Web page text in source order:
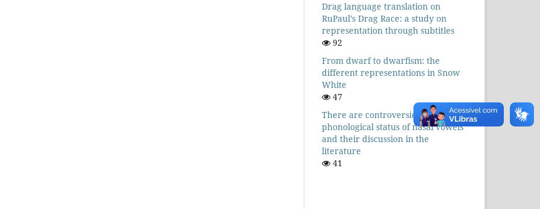
Drag language translation on
RuPaul’s Drag Race: a study on
representation through subtitles
92
From dwarf to dwarfism: the
different representations in Snow
White
47
There are controversies! The
phonological status of nasal vowels
and their discussion in the
literature
41